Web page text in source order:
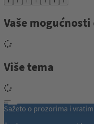
Vaše
Više tema
Sažeto o prozorima i